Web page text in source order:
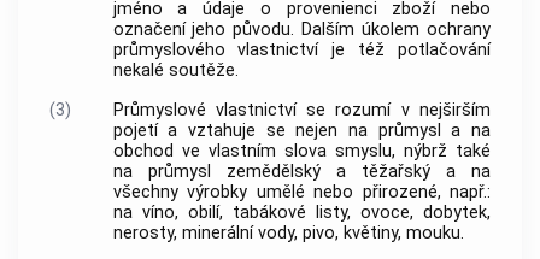
jméno a údaje o provenienci zboží nebo
označení jeho původu. Dalším úkolem ochrany
průmyslového vlastnictví je též potlačování
nekalé soutěže.
(3)
Průmyslové vlastnictví se rozumí v nejširším
pojetí a vztahuje se nejen na průmysl a na
obchod ve vlastním slova smyslu, nýbrž také
na průmysl zemědělský a těžařský a na
všechny výrobky umělé nebo přirozené, např.:
na víno, obilí, tabákové listy, ovoce, dobytek,
nerosty, minerální vody, pivo, květiny, mouku.